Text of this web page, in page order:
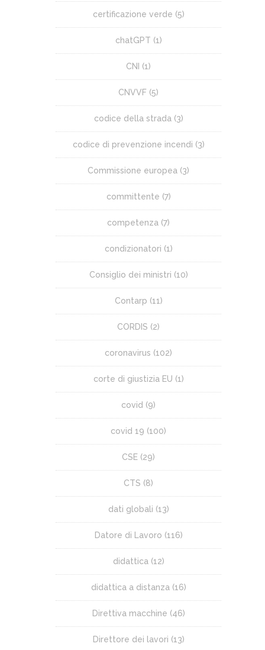
certificazione verde (5)
chatGPT (1)
CNI (1)
CNVVF (5)
codice della strada (3)
codice di prevenzione incendi (3)
Commissione europea (3)
committente (7)
competenza (7)
condizionatori (1)
Consiglio dei ministri (10)
Contarp (11)
CORDIS (2)
coronavirus (102)
corte di giustizia EU (1)
covid (9)
covid 19 (100)
CSE (29)
CTS (8)
dati globali (13)
Datore di Lavoro (116)
didattica (12)
didattica a distanza (16)
Direttiva macchine (46)
Direttore dei lavori (13)